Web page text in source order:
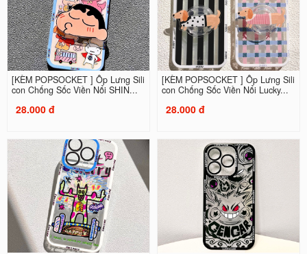
[KÈM POPSOCKET ] Ốp Lưng Sili
con Chống Sốc Viền Nổi SHIN...
28.000 đ
[KÈM POPSOCKET ] Ốp Lưng Sili
con Chống Sốc Viền Nổi Lucky...
28.000 đ